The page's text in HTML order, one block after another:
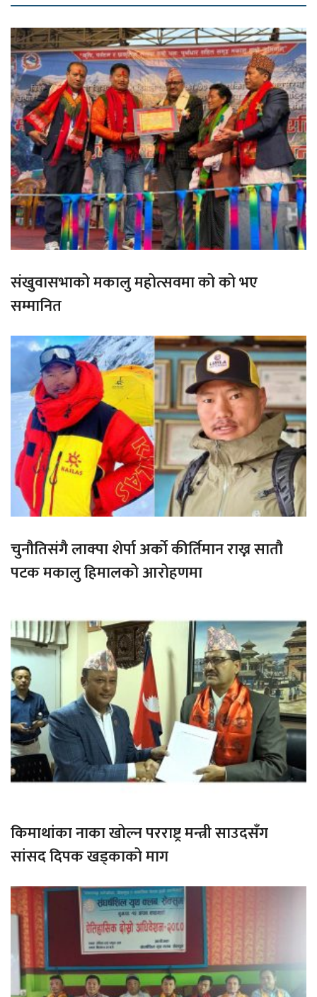
संखुवासभाको मकालु महोत्सवमा को को भए
सम्मानित
चुनौतिसंगै लाक्पा शेर्पा अर्को कीर्तिमान राख्न सातौ
पटक मकालु हिमालको आरोहणमा
किमाथांका नाका खोल्न परराष्ट्र मन्त्री साउदसँग
सांसद दिपक खड्काको माग